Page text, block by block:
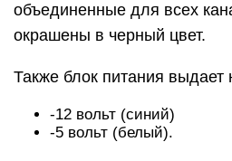
объединенные для всех
окрашены в черный цвет.
Также блок питания выдает
-12 вольт (синий)
-5 вольт (белый).